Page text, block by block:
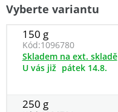
Vyberte variantu
150 g
Kód:1096780
Skladem na ext. skladě
U vás již pátek 14.8.
250 g